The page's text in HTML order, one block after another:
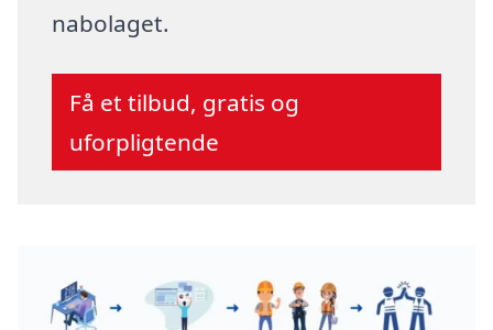
nabolaget.
Få et tilbud, gratis og
uforpligtende